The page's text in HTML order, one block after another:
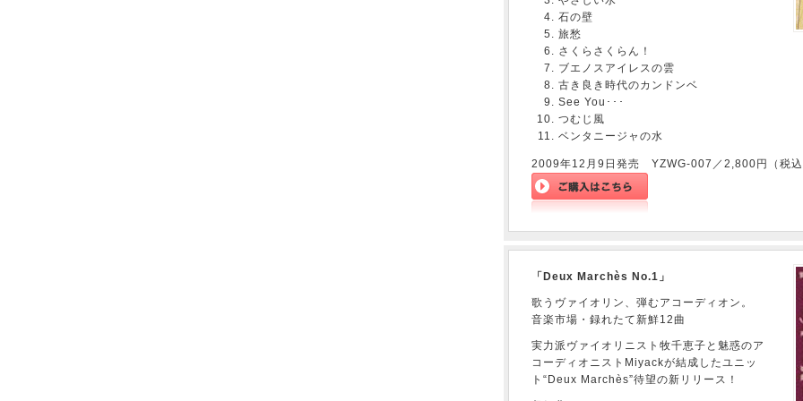
石の壁
旅愁
さくらさくらん！
ブエノスアイレスの雲
古き良き時代のカンドンベ
See You･･･
つむじ風
ベンタニージャの水
2009年12月9日発売 YZWG-007／2,800円（税
「Deux Marchès No.1」
歌うヴァイオリン、弾むアコーディオン。
音楽市場・録れたて新鮮12曲
実力派ヴァイオリニスト牧千恵子と魅惑のア
コーディオニストMiyackが結成したユニッ
ト“Deux Marchès”待望の新リリース！